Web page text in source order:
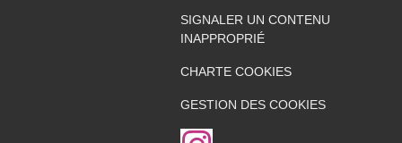
SIGNALER UN CONTENU
INAPPROPRIÉ
CHARTE COOKIES
GESTION DES COOKIES